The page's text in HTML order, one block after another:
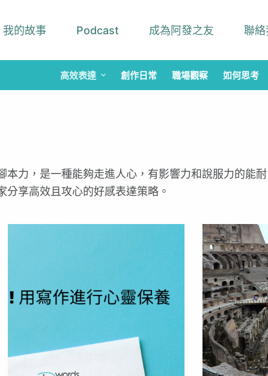
我的故事 Podcast 成為阿發之友 聯絡
高效表達 創作日常 職場觀察 如何思考
本力，是一種能夠走進人心，有影響力和說服力的能
享高效且攻心的好感表達策略。